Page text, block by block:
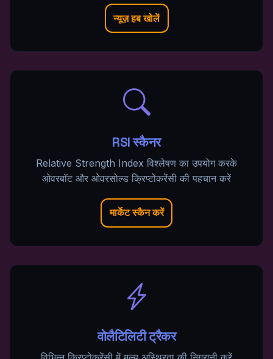
न्यूज़ हब खोलें
RSI स्कैनर
Relative Strength Index विश्लेषण का उपयोग करके
ओवरबॉट और ओवरसोल्ड क्रिप्टोकरेंसी की पहचान करें
मार्केट स्कैन करें
वोलैटिलिटी ट्रैकर